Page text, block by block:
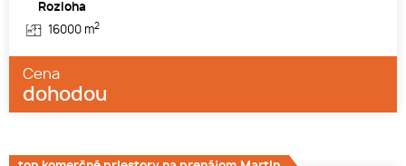
Rozloha
16000 m2
Cena
dohodou